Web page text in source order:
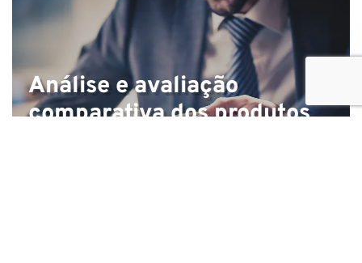
Análise e avaliação
comparativa dos produtos